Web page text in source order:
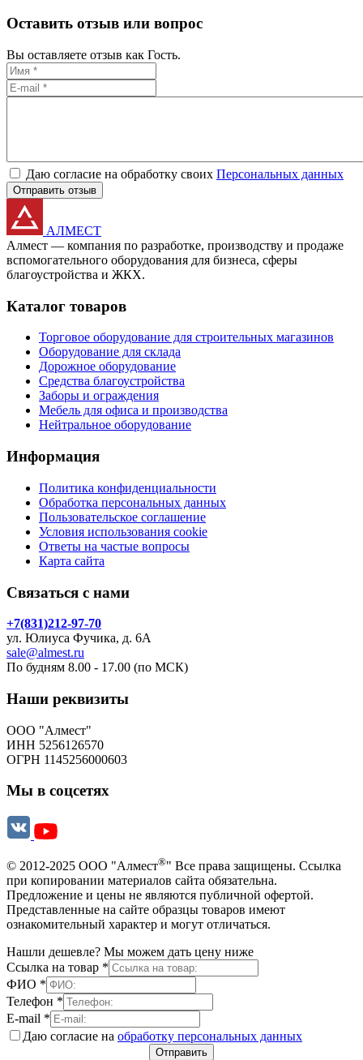
Оставить отзыв или вопрос
Вы оставляете отзыв как Гость.
Даю согласие на обработку своих Персональных данных
Отправить отзыв
АЛМЕСТ
Алмест — компания по разработке, производству и продаже
вспомогательного оборудования для бизнеса, сферы
благоустройства и ЖКХ.
Каталог товаров
Торговое оборудование для строительных магазинов
Оборудование для склада
Дорожное оборудование
Средства благоустройства
Заборы и ограждения
Мебель для офиса и производства
Нейтральное оборудование
Информация
Политика конфиденциальности
Обработка персональных данных
Пользовательское соглашение
Условия использования cookie
Ответы на частые вопросы
Карта сайта
Связаться с нами
+7(831)212-97-70
ул. Юлиуса Фучика, д. 6А
sale@almest.ru
По будням 8.00 - 17.00 (по МСК)
Наши реквизиты
ООО "Алмест"
ИНН 5256126570
ОГРН 1145256000603
Мы в соцсетях
© 2012-2025 ООО "Алмест®" Все права защищены. Ссылка
при копировании материалов сайта обязательна.
Предложение и цены не являются публичной офертой.
Представленные на сайте образцы товаров имеют
ознакомительный характер и могут отличаться.
Нашли дешевле? Мы можем дать цену ниже
Ссылка на товар *
ФИО *
Телефон *
E-mail *
Даю согласие на обработку персональных данных
Отправить